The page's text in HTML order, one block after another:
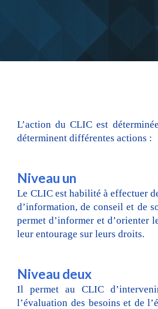
L’action du CLIC est
déterminent différentes actions :
Niveau un
Le CLIC est habilité à effectuer
d’information, de conseil et de
permet d’informer et d’orienter
leur entourage sur leurs droits.
Niveau deux
Il permet au CLIC
l’évaluation des besoins et de